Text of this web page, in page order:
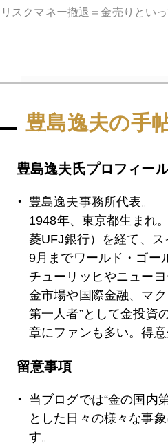
リスクマネー撤退＝金売りとい
2007年06月29日 流動性
2007年06月27日 福袋
2007年06月27日 下値模
2007年06月18日 スイ
豊島逸夫の手
豊島逸夫氏プロフィー
豊島逸夫事務所代表。
1948年、東京都生まれ
菱UFJ銀行）を経て、
9月までワールド・ゴー
チューリッヒやニュー
金市場や国際金融、マ
第一人者”として金投資
章にファンも多い。得
留意事項
当ブログでは“金の国内
とした日々の様々な事
す。